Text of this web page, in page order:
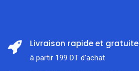
Livraison rapide et gratuite
à partir 199 DT d'achat